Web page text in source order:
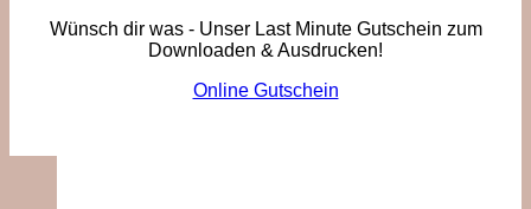
Wünsch dir was - Unser Last Minute Gutschein zum
Downloaden & Ausdrucken!
Online Gutschein